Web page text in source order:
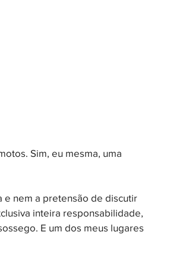
Sim, eu mesma, uma
e nem a pretensão de discutir
inteira responsabilidade,
E um dos meus lugares